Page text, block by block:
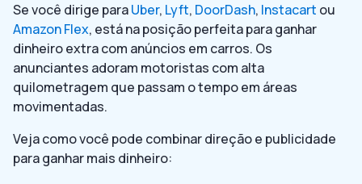
Se você dirige paraUber, Lyft, DoorDash, Instacart ou
Amazon Flex, está na posição perfeita para ganhar
dinheiro extra com anúncios em carros. Os
anunciantes adoram motoristas com alta
quilometragem que passam o tempo em áreas
movimentadas.
Veja como você pode combinar direção e publicidade
para ganhar mais dinheiro: